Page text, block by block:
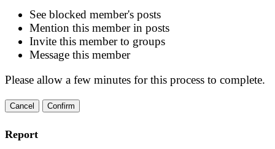
See blocked member's posts
Mention this member in posts
Invite this member to groups
Message this member
Please allow a few minutes for this process to complete.
Confirm
Report